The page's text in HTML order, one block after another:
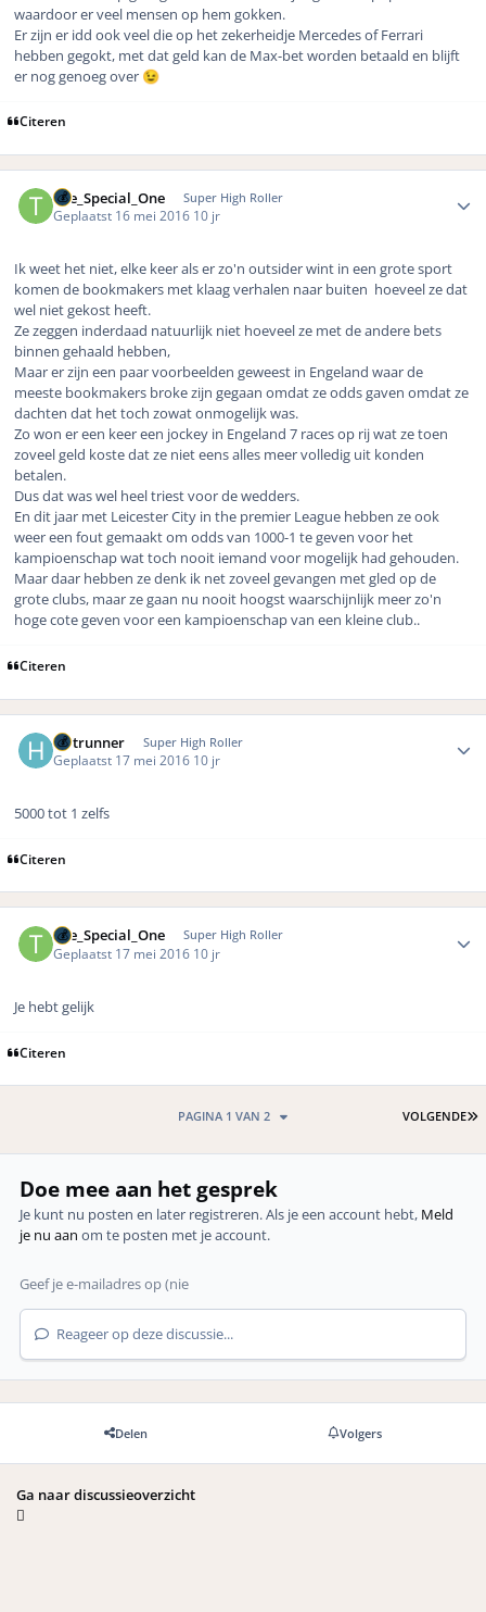
waardoor er veel mensen op hem gokken.
Er zijn er idd ook veel die op het zekerheidje Mercedes of Ferrari
hebben gegokt, met dat geld kan de Max-bet worden betaald en blijft
er nog genoeg over 😉
Citeren
The_Special_One Super High Roller
Geplaatst 16 mei 2016 10 jr
Ik weet het niet, elke keer als er zo'n outsider wint in een grote sport
komen de bookmakers met klaag verhalen naar buiten hoeveel ze dat
wel niet gekost heeft.
Ze zeggen inderdaad natuurlijk niet hoeveel ze met de andere bets
binnen gehaald hebben,
Maar er zijn een paar voorbeelden geweest in Engeland waar de
meeste bookmakers broke zijn gegaan omdat ze odds gaven omdat ze
dachten dat het toch zowat onmogelijk was.
Zo won er een keer een jockey in Engeland 7 races op rij wat ze toen
zoveel geld koste dat ze niet eens alles meer volledig uit konden
betalen.
Dus dat was wel heel triest voor de wedders.
En dit jaar met Leicester City in the premier League hebben ze ook
weer een fout gemaakt om odds van 1000-1 te geven voor het
kampioenschap wat toch nooit iemand voor mogelijk had gehouden.
Maar daar hebben ze denk ik net zoveel gevangen met gled op de
grote clubs, maar ze gaan nu nooit hoogst waarschijnlijk meer zo'n
hoge cote geven voor een kampioenschap van een kleine club..
Citeren
Hotrunner Super High Roller
Geplaatst 17 mei 2016 10 jr
5000 tot 1 zelfs
Citeren
The_Special_One Super High Roller
Geplaatst 17 mei 2016 10 jr
Je hebt gelijk
Citeren
VOLGENDE
PAGINA 1 VAN 2
Doe mee aan het gesprek
Je kunt nu posten en later registreren. Als je een account hebt, Meld
je nu aan om te posten met je account.
Reageer op deze discussie...
Delen Volgers
Ga naar discussieoverzicht